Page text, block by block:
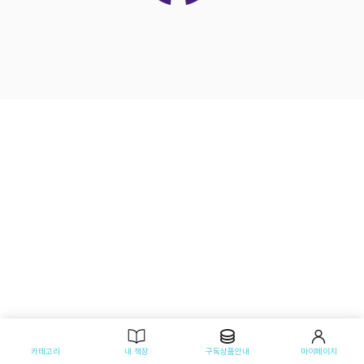
카테고리 내 책장 구독상품안내 마이페이지